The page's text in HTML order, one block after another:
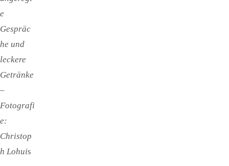
e
Gespräc
he und
leckere
Getränke
–
Fotografi
e:
Christop
h Lohuis